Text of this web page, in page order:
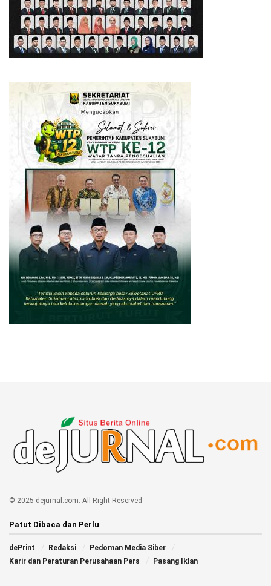
© 2025 dejurnal.com. All Right Reserved
Patut Dibaca dan Perlu
dePrint Redaksi
Pedoman Media Siber
Karir dan Peraturan Perusahaan Pers
Pasang Iklan